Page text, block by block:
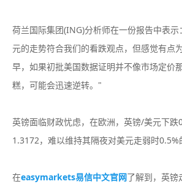
荷兰国际集团(ING)分析师在一份报告中表
元的走势符合我们的看跌观点，但感觉有点
早，如果初批美国数据证明并不像市场定价
糕，可能会迅速逆转。"
英镑面临财政忧虑，在欧洲，英镑/美元下跌
1.3172，难以维持其隔夜对美元走弱时0.5%
在easymarkets易信中文官网了解到，英镑